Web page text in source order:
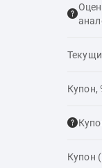
Купон,
Купон